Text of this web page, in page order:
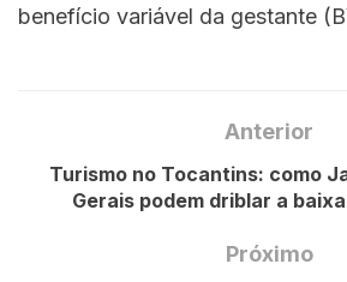
benefício variável da gestante
Anterior
Turismo no Tocantins: como
Gerais podem driblar a
Próximo